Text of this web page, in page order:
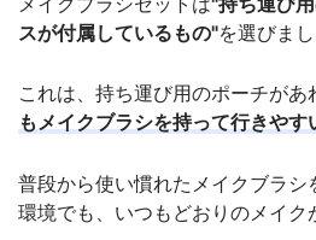
スが付属しているもの"を選びまし
これは、持ち運び用のポーチがあ
もメイクブラシを持って行きやす
普段から使い慣れたメイクブラシ
環境でも、いつもどおりのメイク